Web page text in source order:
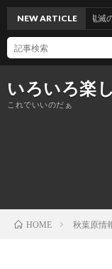
いろいろ楽
これでいいのだぁ
NEW ARTICLE
鬼滅の刃 シールウエ
HOME 秋葉原情